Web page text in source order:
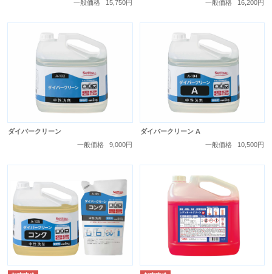
一般価格
15,750円
一般価格
16,200円
ダイバークリーン
一般価格
9,000円
ダイバークリーン A
一般価格
10,500円